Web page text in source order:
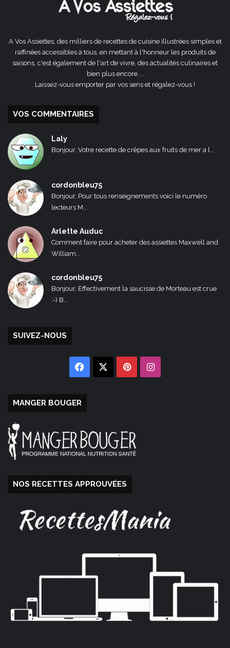
A Vos Assiettes, des milliers de recettes de cuisine illustrées simples et
raffinées accessibles à tous, en mettant à l'honneur les produits de
saisons, c'est également de l'art de vivre, des actualités culinaires et
bien plus encore ...
Laissez-vous emporter par vos sens et régalez-vous !
VOS COMMENTAIRES
Laly
Bonjour, Votre recette de crêpes aux fruits de mer a l...
cordonbleu75
Bonjour, Pour tous renseignements voici le numéro
lecteurs M...
Arlette Auduc
Comment faire pour acheter des assiettes Maxwell and
William...
cordonbleu75
Bonjour, Effectivement la saucisse de Morteau est crue
:-) B...
SUIVEZ-NOUS
Facebook PinterestInstagram
MANGER BOUGER
NOS RECETTES APPROUVÉES